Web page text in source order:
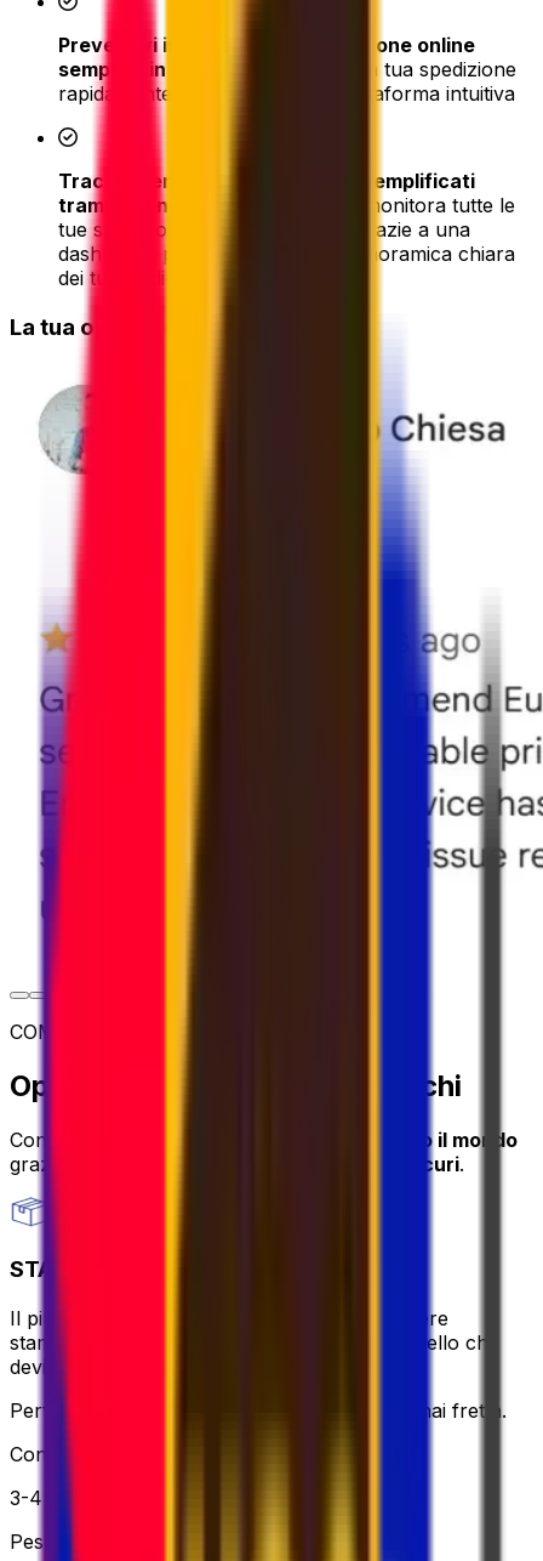
Preventivi istantanei e prenotazione online
semplice in pochi clic
- prenota la tua spedizione
rapidamente tramite la nostra piattaforma intuitiva
Tracciamento e aggiornamenti semplificati
tramite la nostra piattaforma
– monitora tutte le
tue spedizioni in un unico posto grazie a una
dashboard personale con una panoramica chiara
dei tuoi ordini
La tua opinione conta
COME SPEDIRE
Opzioni di spedizione dei pacchi
Con Eurosender puoi
spedire pacchi in tutto il mondo
grazie a servizi di consegna
convenienti e sicuri.
STANDARD
Il più conveniente e senza problemi – il corriere
stamperà e porterà l'etichetta per te, tutto quello che
devi fare è imballare e rilassarti.
Perfetto se vuoi mantenerlo semplice e non hai fretta.
Consegna
3-4 giorni lavorativi
Peso